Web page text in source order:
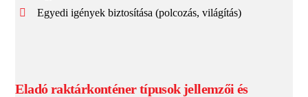
Egyedi igények biztosítása (polcozás, világítás)
Eladó raktárkonténer típusok jellemzői és